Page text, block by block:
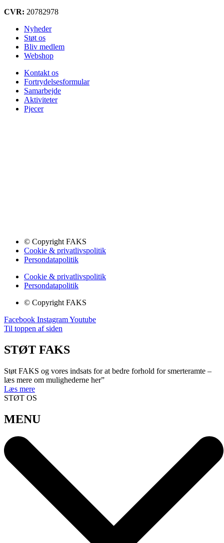
CVR: 20782978
Nyheder
Støt os
Bliv medlem
Webshop
Kontakt os
Fortrydelsesformular
Samarbejde
Aktiviteter
Pjecer
© Copyright FAKS
Cookie & privatlivspolitik
Persondatapolitik
Cookie & privatlivspolitik
Persondatapolitik
© Copyright FAKS
Facebook InstagramYoutube
Til toppen af siden
STØT FAKS
Støt FAKS og vores indsats for at bedre forhold for smerteramte –
læs mere om mulighederne her”
Læs mere
STØT OS
MENU